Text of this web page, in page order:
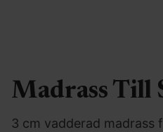
Madrass Till
3 cm vadderad madrass